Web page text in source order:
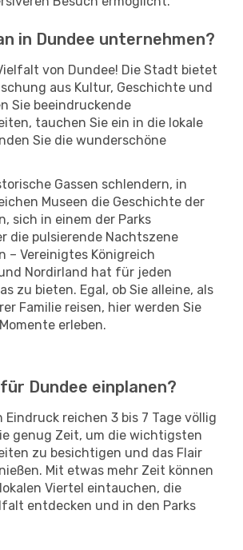
in Dundee unternehmen?
von Dundee! Die Stadt bietet
aus Kultur, Geschichte und
Sie beeindruckende
tauchen Sie ein in die lokale
Sie die wunderschöne
Gassen schlendern, in
Museen die Geschichte der
sich in einem der Parks
die pulsierende Nachtszene
– Vereinigtes Königreich
Nordirland hat für jeden
zu bieten. Egal, ob Sie alleine, als
Familie reisen, hier werden Sie
erleben.
Dundee einplanen?
Eindruck reichen 3 bis 7 Tage völlig
genug Zeit, um die wichtigsten
zu besichtigen und das Flair
Mit etwas mehr Zeit können
Viertel eintauchen, die
entdecken und in den Parks